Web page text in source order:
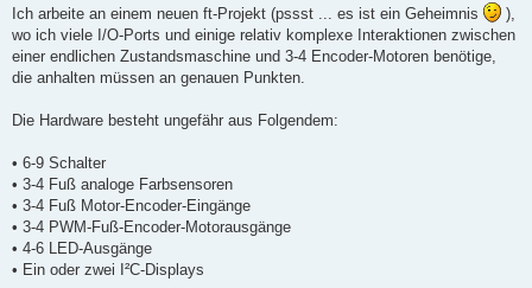
a
g
Ich arbeite an einem neuen ft-Projekt (pssst ... es ist ein Geheimnis
),
wo ich viele I/O-Ports und einige relativ komplexe Interaktionen zwischen
einer endlichen Zustandsmaschine und 3-4 Encoder-Motoren benötige,
die anhalten müssen an genauen Punkten.
Die Hardware besteht ungefähr aus Folgendem:
• 6-9 Schalter
• 3-4 Fuß analoge Farbsensoren
• 3-4 Fuß Motor-Encoder-Eingänge
• 3-4 PWM-Fuß-Encoder-Motorausgänge
• 4-6 LED-Ausgänge
• Ein oder zwei I²C-Displays